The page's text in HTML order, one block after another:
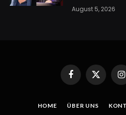
August 5, 2026
FacebookX
(Twitter)
HOME ÜBER UNS